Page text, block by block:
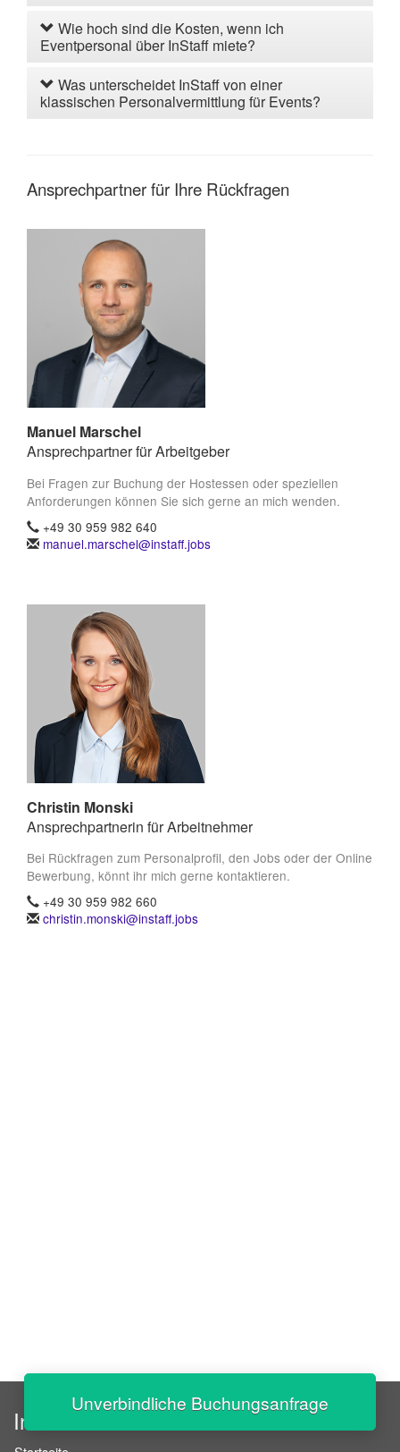
Wie hoch sind die Kosten, wenn ich
Eventpersonal über InStaff miete?
Was unterscheidet InStaff von einer
klassischen Personalvermittlung für Events?
Ansprechpartner für Ihre Rückfragen
Manuel Marschel
Ansprechpartner für Arbeitgeber
Bei Fragen zur Buchung der Hostessen oder speziellen
Anforderungen können Sie sich gerne an mich wenden.
+49 30 959 982 640
manuel.marschel@instaff.jobs
Christin Monski
Ansprechpartnerin für Arbeitnehmer
Bei Rückfragen zum Personalprofil, den Jobs oder der Online
Bewerbung, könnt ihr mich gerne kontaktieren.
+49 30 959 982 660
christin.monski@instaff.jobs
Unverbindliche Buchungsanfrage
InStaff